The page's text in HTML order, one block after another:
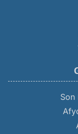
Son